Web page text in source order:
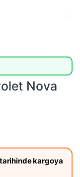
Nova
tarihinde kargoya